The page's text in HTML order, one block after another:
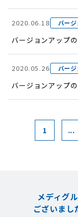
2020.06.18 バー
バージョンアップ
2020.05.26 バー
バージョンアップ
1 ...
メディグ
ございまし